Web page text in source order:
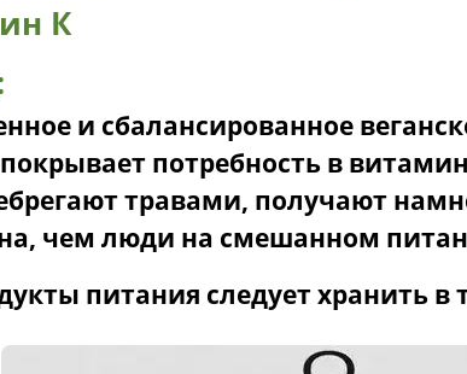
К
и сбалансированное
потребность в ви
травами, получают
чем люди на смешанном
питания следует хранить в